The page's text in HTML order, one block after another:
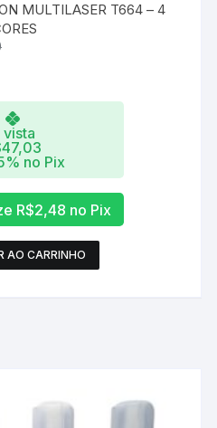
MULTILASER T664 – 4
vista
47,03
no Pix
R$2,48 no Pix
AO CARRINHO